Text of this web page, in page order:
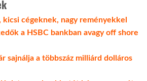
kicsi cégeknek, nagy reményekkel
a HSBC bankban avagy off shore
sajnálja a többszáz milliárd dolláros